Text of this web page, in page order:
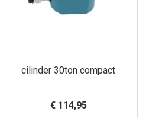
cilinder 30ton compact
€ 114,95